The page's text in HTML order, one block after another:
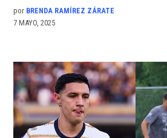
por BRENDA RAMÍREZ ZÁRATE
7 MAYO, 2025